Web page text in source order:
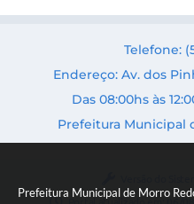
Prefeitura Municipal de Morro
Telefone:
Endereço: Av. dos
Das 08:00hs às
Prefeitura Municipal
Portal atualizado em: